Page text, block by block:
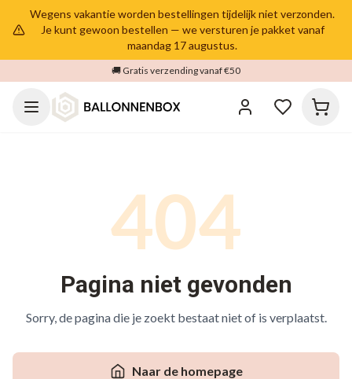
Wegens vakantie worden bestellingen tijdelijk niet verzonden.
Je kunt gewoon bestellen — we versturen je pakket vanaf
maandag 17 augustus.
🚚 Gratis verzending vanaf €50
404
Pagina niet gevonden
Sorry, de pagina die je zoekt bestaat niet of is verplaatst.
Naar de homepage